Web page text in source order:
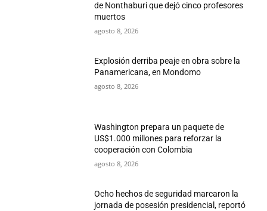
de Nonthaburi que dejó cinco profesores
muertos
agosto 8, 2026
Explosión derriba peaje en obra sobre la
Panamericana, en Mondomo
agosto 8, 2026
Washington prepara un paquete de
US$1.000 millones para reforzar la
cooperación con Colombia
agosto 8, 2026
Ocho hechos de seguridad marcaron la
jornada de posesión presidencial, reportó